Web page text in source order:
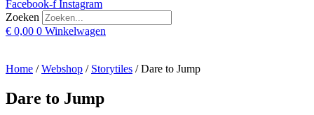
Facebook-f Instagram
Zoeken
€ 0,00 0 Winkelwagen
Home /Webshop / Storytiles / Dare to Jump
Dare to Jump